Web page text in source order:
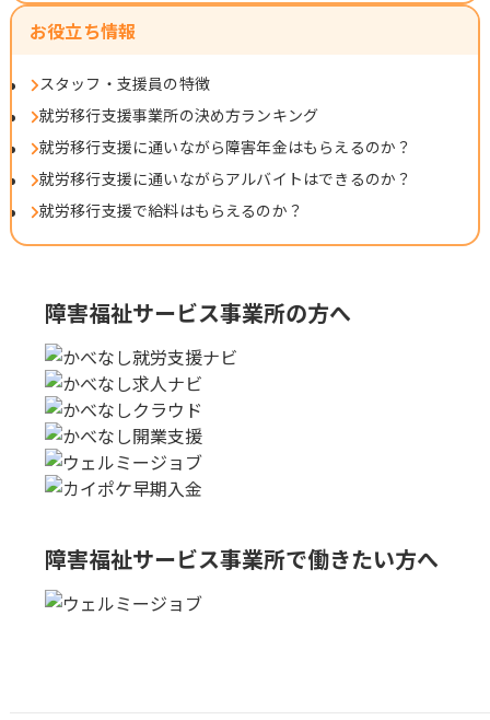
お役立ち情報
スタッフ・支援員の特徴
就労移行支援事業所の決め方ランキング
就労移行支援に通いながら障害年金はもらえるのか？
就労移行支援に通いながらアルバイトはできるのか？
就労移行支援で給料はもらえるのか？
障害福祉サービス事業所の方へ
障害福祉サービス事業所で働きたい方へ